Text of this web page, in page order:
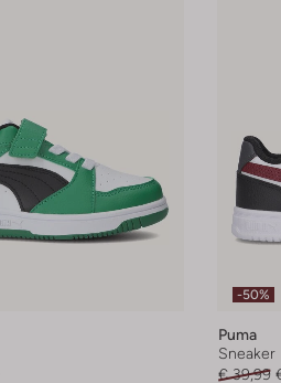
-50%
Puma
Sneaker
€ 39,99